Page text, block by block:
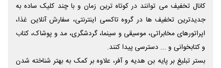
کانال تخفیف می توانند در کوتاه ترین زمان و با چند کلیک ساده به
جدیدترین تخفیف ها در گروه تاکسی اینترنتی، سفارش آنلاین غذا،
اپراتورهای مخابراتی، موسیقی و سینما، گردشگری، مد و پوشاک، کتاب
و کتابخوانی و ... دسترسی پیدا کنند.
بستر تبلیغ بر پایه بن هدیه و آفر، علاوه بر کمک به بهتر شناخته شدن